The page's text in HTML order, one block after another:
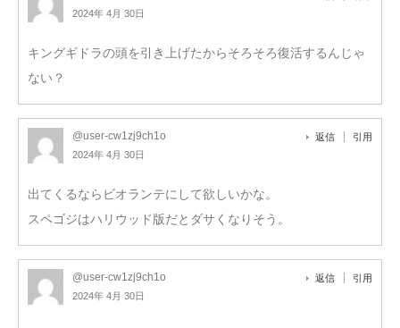
2024年 4月 30日
キングギドラの頭を引き上げたからそろそろ復活するんじゃ
ない？
@user-cw1zj9ch1o
2024年 4月 30日
返信 引用
出てくるならビオランテにして欲しいかな。
スペゴジはハリウッド版だとダサくなりそう。
@user-cw1zj9ch1o
2024年 4月 30日
返信 引用